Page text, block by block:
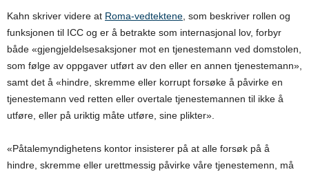
Kahn skriver videre at Roma-vedtektene , som beskriver rollen og
funksjonen til ICC og er å betrakte som internasjonal lov, forbyr
både «gjengjeldelsesaksjoner mot en tjenestemann ved domstolen,
som følge av oppgaver utført av den eller en annen tjenestemann»,
samt det å «hindre, skremme eller korrupt forsøke å påvirke en
tjenestemann ved retten eller overtale tjenestemannen til ikke å
utføre, eller på uriktig måte utføre, sine plikter»
«Påtalemyndighetens kontor insisterer på at alle forsøk på å
hindre, skremme eller urettmessig påvirke våre tjenestemenn, må